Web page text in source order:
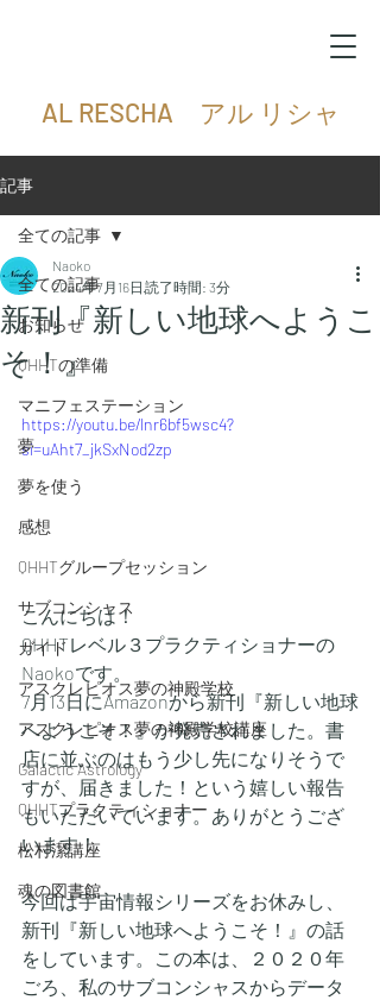
AL RESCHA アル リシャ
記事
全ての記事
お知らせ
QHHTの準備
マニフェステーション
夢
夢を使う
感想
QHHTグループセッション
サブコンシャス
ガイド
アスクレピオス夢の神殿学校
アスクレピオス夢の神殿学校講座
Galactic Astrology
QHHTプラクティショナー
松村潔講座
魂の図書館
全ての記事
新刊『新しい地球へようこ
そ！』
Naoko
2024年7月16日 読了時間: 3分
https://youtu.be/lnr6bf5wsc4?
si=uAht7_jkSxNod2zp
こんにちは！
QHHTレベル３プラクティショナーの
Naokoです。
7月13日にAmazonから新刊『新しい地球
へようこそ！』が発売されました。書
店に並ぶのはもう少し先になりそうで
すが、届きました！という嬉しい報告
もいただいています。ありがとうござ
います！
今回は宇宙情報シリーズをお休みし、
新刊『新しい地球へようこそ！』の話
をしています。この本は、２０２０年
ごろ、私のサブコンシャスからデータ